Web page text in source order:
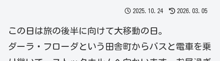
2025.10.24 2026.03.05
この日は旅の後半に向けて大移動の日。
ダーラ・フローダという田舎町からバスと電車を乗